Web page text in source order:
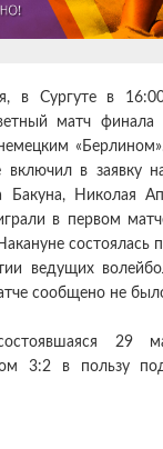
в Сургуте в
матч
включил в заявку
Бакуна, Николая
в первом
состоялась
ведущих
сообщено не
29
3:2 в пользу